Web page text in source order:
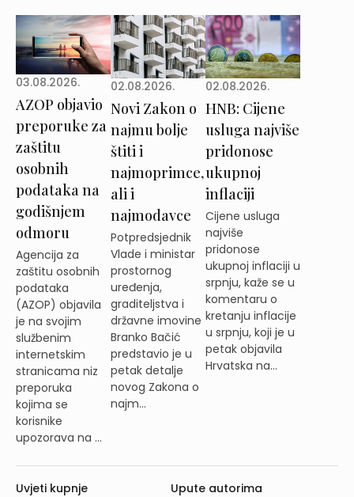
03.08.2026.
AZOP objavio
preporuke za
zaštitu
osobnih
podataka na
godišnjem
odmoru
Agencija za
zaštitu osobnih
podataka
(AZOP) objavila
je na svojim
službenim
internetskim
stranicama niz
preporuka
kojima se
korisnike
upozorava na ...
02.08.2026.
Novi Zakon o
najmu bolje
štiti i
najmoprimce,
ali i
najmodavce
Potpredsjednik
Vlade i ministar
prostornog
uređenja,
graditeljstva i
državne imovine
Branko Bačić
predstavio je u
petak detalje
novog Zakona o
najm...
02.08.2026.
HNB: Cijene
usluga najviše
pridonose
ukupnoj
inflaciji
Cijene usluga
najviše
pridonose
ukupnoj inflaciji u
srpnju, kaže se u
komentaru o
kretanju inflacije
u srpnju, koji je u
petak objavila
Hrvatska na...
Uvjeti kupnje Upute autorima